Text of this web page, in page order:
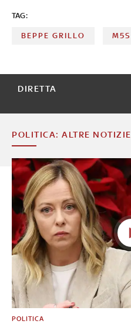
TAG:
BEPPE GRILLO M5S
DIRETTA
POLITICA: ALTRE NOTIZIE
POLITICA